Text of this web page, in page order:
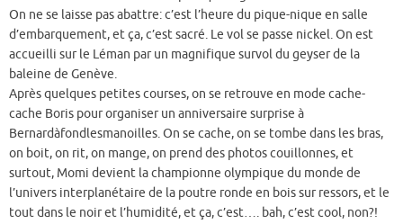
On ne se laisse pas abattre: c’est l’heure du pique-nique en salle
d’embarquement, et ça, c’est sacré. Le vol se passe nickel. On est
accueilli sur le Léman par un magnifique survol du geyser de la
baleine de Genève.
Après quelques petites courses, on se retrouve en mode cache-
cache Boris pour organiser un anniversaire surprise à
Bernardàfondlesmanoilles. On se cache, on se tombe dans les bras,
on boit, on rit, on mange, on prend des photos couillonnes, et
surtout, Momi devient la championne olympique du monde de
l’univers interplanétaire de la poutre ronde en bois sur ressors, et le
tout dans le noir et l’humidité, et ça, c’est…. bah, c’est cool, non?!